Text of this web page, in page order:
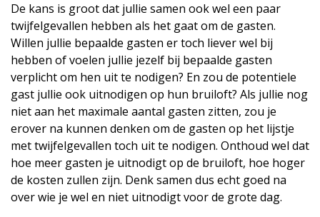
De kans is groot dat jullie samen ook wel een paar
twijfelgevallen hebben als het gaat om de gasten.
Willen jullie bepaalde gasten er toch liever wel bij
hebben of voelen jullie jezelf bij bepaalde gasten
verplicht om hen uit te nodigen? En zou de potentiele
gast jullie ook uitnodigen op hun bruiloft? Als jullie nog
niet aan het maximale aantal gasten zitten, zou je
erover na kunnen denken om de gasten op het lijstje
met twijfelgevallen toch uit te nodigen. Onthoud wel dat
hoe meer gasten je uitnodigt op de bruiloft, hoe hoger
de kosten zullen zijn. Denk samen dus echt goed na
over wie je wel en niet uitnodigt voor de grote dag.